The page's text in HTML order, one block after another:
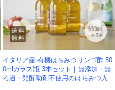
イタリア産 有機はちみつリンゴ酢 50
0mlガラス瓶 3本セット｜無添加・無
ろ過・発酵助剤不使用のはちみつ入り